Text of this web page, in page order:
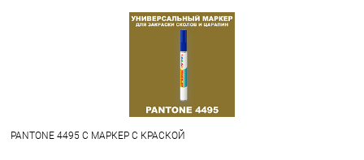
PANTONE 4495 C МАРКЕР С КРАСКОЙ